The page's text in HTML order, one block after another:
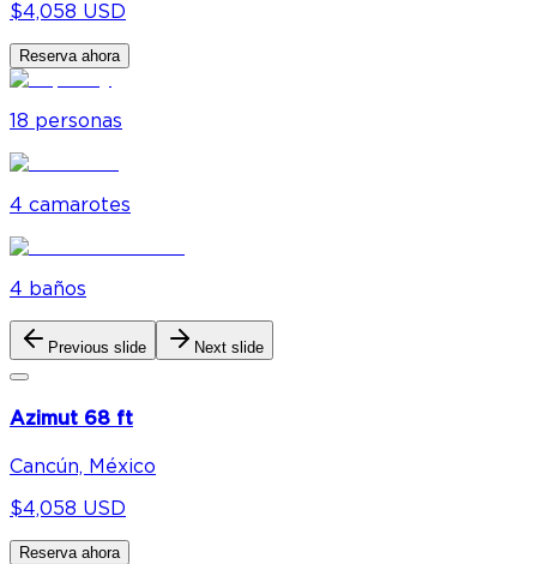
$4,058 USD
Reserva ahora
18 personas
4 camarotes
4 baños
Previous slide Next slide
Azimut 68 ft
Cancún, México
$4,058 USD
Reserva ahora